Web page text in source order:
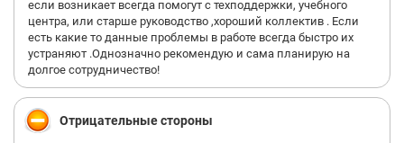
если возникает всегда помогут с техподдержки, учебного
центра, или старше руководство ,хороший коллектив . Если
есть какие то данные проблемы в работе всегда быстро их
устраняют .Однозначно рекомендую и сама планирую на
долгое сотрудничество!
Отрицательные стороны